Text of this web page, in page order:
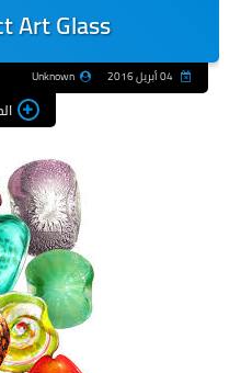
Art Glass?
04 أبريل 2016 Unknown